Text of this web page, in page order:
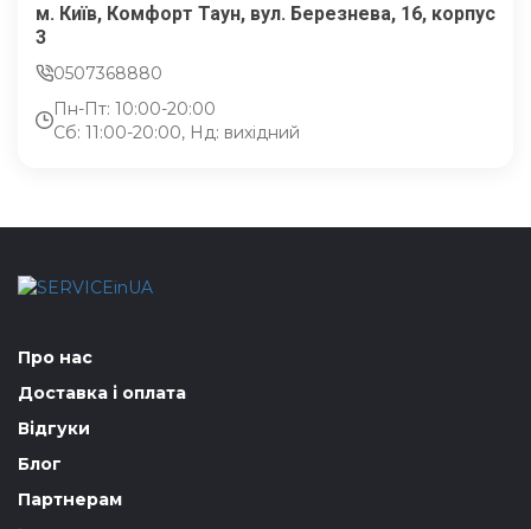
м. Київ, Комфорт Таун, вул. Березнева, 16, корпус
3
0507368880
Пн-Пт: 10:00-20:00
Сб: 11:00-20:00, Нд: вихідний
Про нас
Доставка і оплата
Відгуки
Блог
Партнерам